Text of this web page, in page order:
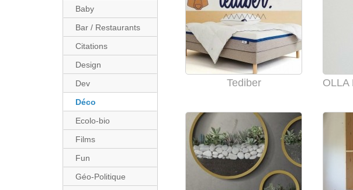
Baby
Bar / Restaurants
Citations
Design
Dev
Déco
Ecolo-bio
Films
Fun
Géo-Politique
Tediber